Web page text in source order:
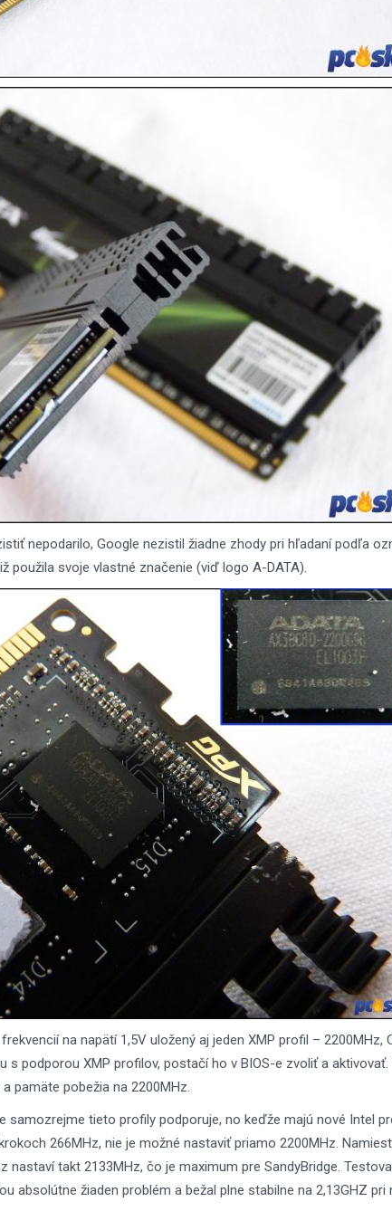
nepodarilo, Google nezistil žiadne zhody pri hľadaní podľa
použila svoje vlastné značenie (viď logo A-DATA).
na napätí 1,5V uložený aj jeden XMP profil – 2200MHz,
s podporou XMP profilov, postačí ho v BIOS-e zvoliť a
pamäte pobežia na 2200MHz.
samozrejme tieto profily podporuje, no keďže majú nové Intel
266MHz, nie je možné nastaviť priamo 2200MHz.
nastaví takt 2133MHz, čo je maximum pre SandyBridge.
absolútne žiaden problém a bežal plne stabilne na 2,13GHZ pri